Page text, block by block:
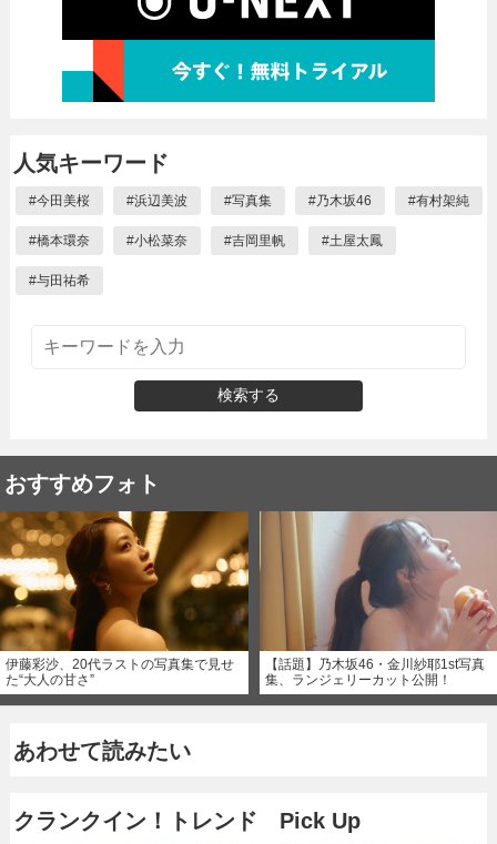
人気キーワード
#今田美桜 #浜辺美波 #写真集 #乃木坂46 #有村架純
#橋本環奈 #小松菜奈 #吉岡里帆 #土屋太鳳
#与田祐希
検索する
おすすめフォト
伊藤彩沙、20代ラストの写真集で見せ
た“大人の甘さ”
【話題】乃木坂46・金川紗耶1st写真
集、ランジェリーカット公開！
あわせて読みたい
クランクイン！トレンド Pick Up